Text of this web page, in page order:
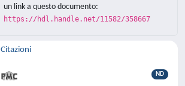
un link a questo documento:
https://hdl.handle.net/11582/358667
Citazioni
ND